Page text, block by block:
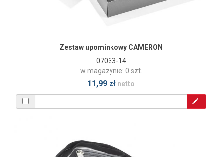
Zestaw upominkowy CAMERON
07033-14
w magazynie: 0 szt.
11,99 zł netto